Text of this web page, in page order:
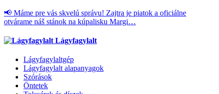
📢 Máme pre vás skvelú správu! Zajtra je piatok a oficiálne
otvárame náš stánok na kúpalisku Margi…
Lágyfagylalt
Lágyfagylaltgép
Lágyfagylalt alapanyagok
Szórások
Öntetek